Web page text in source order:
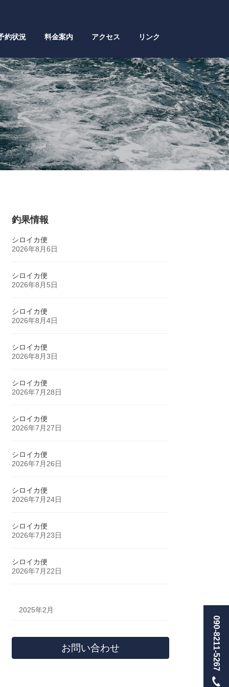
約状況 料金案内 アクセス リンク
釣果情報
シロイカ便
2026年8月6日
シロイカ便
2026年8月5日
シロイカ便
2026年8月4日
シロイカ便
2026年8月3日
シロイカ便
2026年7月28日
シロイカ便
2026年7月27日
シロイカ便
2026年7月26日
シロイカ便
2026年7月24日
シロイカ便
2026年7月23日
シロイカ便
2026年7月22日
2025年2月
お問い合わせ 090-8211-5267